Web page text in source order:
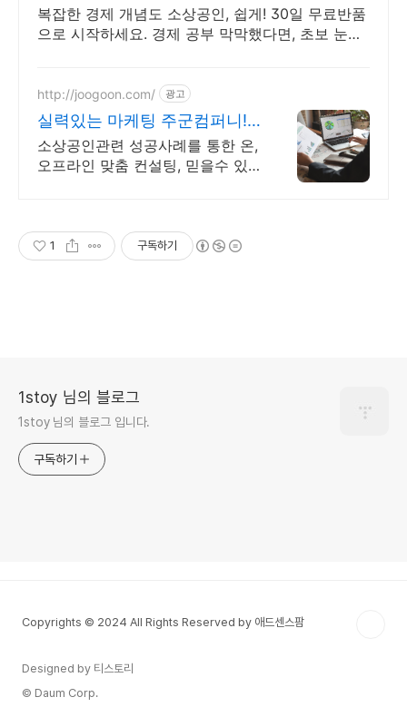
복잡한 경제 개념도 소상공인, 쉽게! 30일 무료반품
으로 시작하세요. 경제 공부 막막했다면, 초보 눈높
http://joogoon.com/ 광고
실력있는 마케팅 주군컴퍼니!
광고 성과는 톡톡히!
소상공인관련 성공사례를 통한 온,
오프라인 맞춤 컨설팅, 믿을수 있
1 구독하기
1stoy 님의 블로그
1stoy 님의 블로그 입니다.
구독하기
Copyrights © 2024 All Rights Reserved by 애드센스팜
Designed by 티스토리
© Daum Corp.